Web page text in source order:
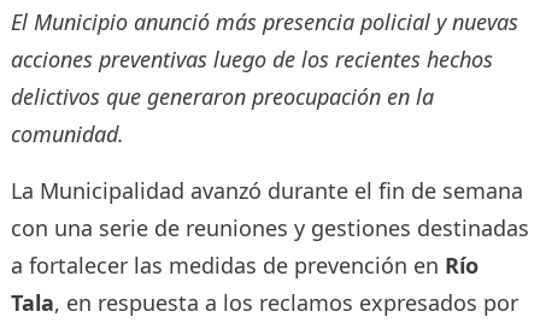
El Municipio anunció más presencia policial y nuevas
acciones preventivas luego de los recientes hechos
delictivos que generaron preocupación en la
comunidad.
La Municipalidad avanzó durante el fin de semana
con una serie de reuniones y gestiones destinadas
a fortalecer las medidas de prevención en Río
Tala, en respuesta a los reclamos expresados por